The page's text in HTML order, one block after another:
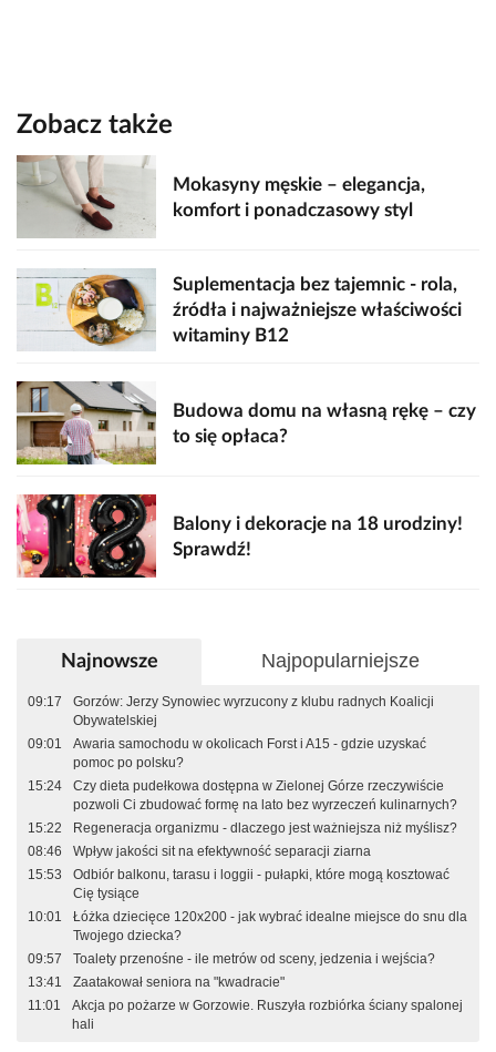
Zobacz także
Mokasyny męskie – elegancja,
komfort i ponadczasowy styl
Suplementacja bez tajemnic - rola,
źródła i najważniejsze właściwości
witaminy B12
Budowa domu na własną rękę – czy
to się opłaca?
Balony i dekoracje na 18 urodziny!
Sprawdź!
Najnowsze Najpopularniejsze
09:17
Gorzów: Jerzy Synowiec wyrzucony z klubu radnych Koalicji
Obywatelskiej
09:01
Awaria samochodu w okolicach Forst i A15 - gdzie uzyskać
pomoc po polsku?
15:24
Czy dieta pudełkowa dostępna w Zielonej Górze rzeczywiście
pozwoli Ci zbudować formę na lato bez wyrzeczeń kulinarnych?
15:22
Regeneracja organizmu - dlaczego jest ważniejsza niż myślisz?
08:46
Wpływ jakości sit na efektywność separacji ziarna
15:53
Odbiór balkonu, tarasu i loggii - pułapki, które mogą kosztować
Cię tysiące
10:01
Łóżka dziecięce 120x200 - jak wybrać idealne miejsce do snu dla
Twojego dziecka?
09:57
Toalety przenośne - ile metrów od sceny, jedzenia i wejścia?
13:41
Zaatakował seniora na "kwadracie"
11:01
Akcja po pożarze w Gorzowie. Ruszyła rozbiórka ściany spalonej
hali